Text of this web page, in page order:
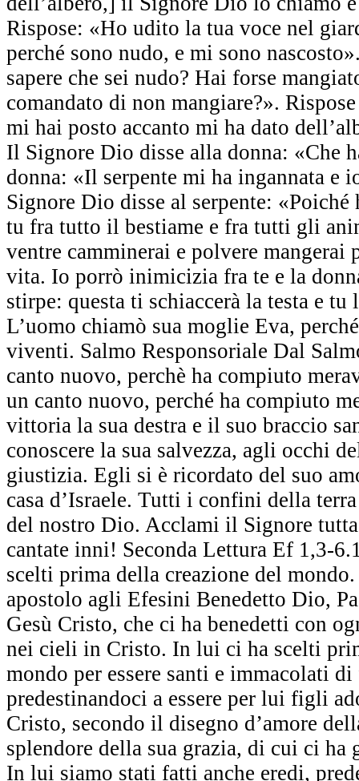
Rispose: «Ho udito la tua voce nel
perché sono nudo, e mi sono
sapere che sei nudo? Hai forse
comandato di non mangiare?».
mi hai posto accanto mi ha dato
Il Signore Dio disse alla donna: «Che
donna: «Il serpente mi ha ingannata e
Signore Dio disse al serpente:
tu fra tutto il bestiame e fra tutti gli
ventre camminerai e polvere
vita. Io porrò inimicizia fra te e la
stirpe: questa ti schiaccerà la testa e
L’uomo chiamò sua moglie Eva,
viventi. Salmo Responsoriale Dal
canto nuovo, perchè ha compiuto
un canto nuovo, perché ha compiuto
vittoria la sua destra e il suo braccio
conoscere la sua salvezza, agli occhi
giustizia. Egli si è ricordato del suo
casa d’Israele. Tutti i confini della
del nostro Dio. Acclami il Signore
cantate inni! Seconda Lettura Ef 1,3-
scelti prima della creazione del
apostolo agli Efesini Benedetto Dio,
Gesù Cristo, che ci ha benedetti con
nei cieli in Cristo. In lui ci ha scelti
mondo per essere santi e immacolati
predestinandoci a essere per lui figli
Cristo, secondo il disegno d’amore
splendore della sua grazia, di cui ci
In lui siamo stati fatti anche eredi,